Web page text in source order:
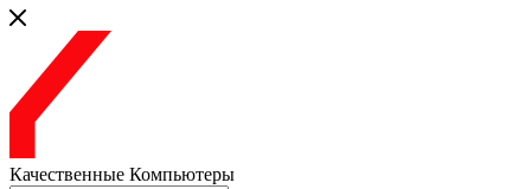
Качественные Компьютеры